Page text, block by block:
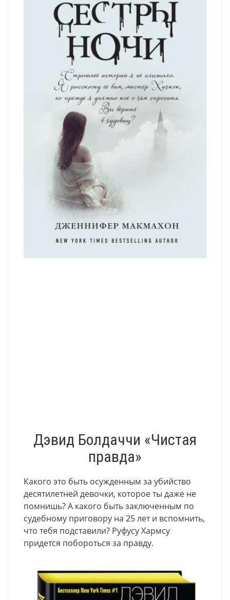
Дэвид Болдаччи «Чистая
правда»
Какого это быть осужденным за убийство
десятилетней девочки, которое ты даже не
помнишь? А какого быть заключенным по
судебному приговору на 25 лет и вспомнить,
что тебя подставили? Руфусу Хармсу
придется побороться за правду.